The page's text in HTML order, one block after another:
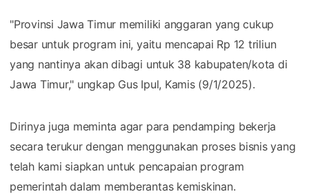
"Provinsi Jawa Timur memiliki anggaran yang cukup
besar untuk program ini, yaitu mencapai Rp 12 triliun
yang nantinya akan dibagi untuk 38 kabupaten/kota di
Jawa Timur," ungkap Gus Ipul, Kamis (9/1/2025).
Dirinya juga meminta agar para pendamping bekerja
secara terukur dengan menggunakan proses bisnis yang
telah kami siapkan untuk pencapaian program
pemerintah dalam memberantas kemiskinan.